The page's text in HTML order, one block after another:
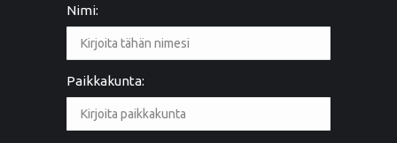
Nimi:
Paikkakunta: